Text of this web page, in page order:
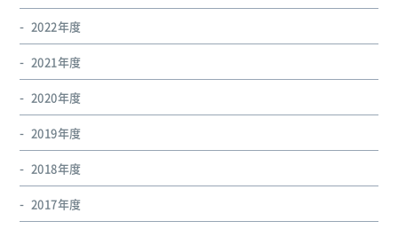
2022年度
2021年度
2020年度
2019年度
2018年度
2017年度